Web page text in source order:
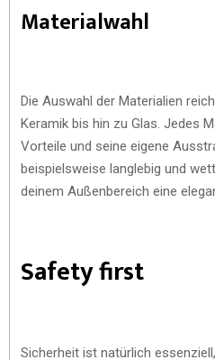
Materialwahl
Die Auswahl der Materialien
Keramik bis hin zu Glas. Jedes
Vorteile und seine eigene
beispielsweise langlebig und
deinem Außenbereich eine
Safety first
Sicherheit ist natürlich